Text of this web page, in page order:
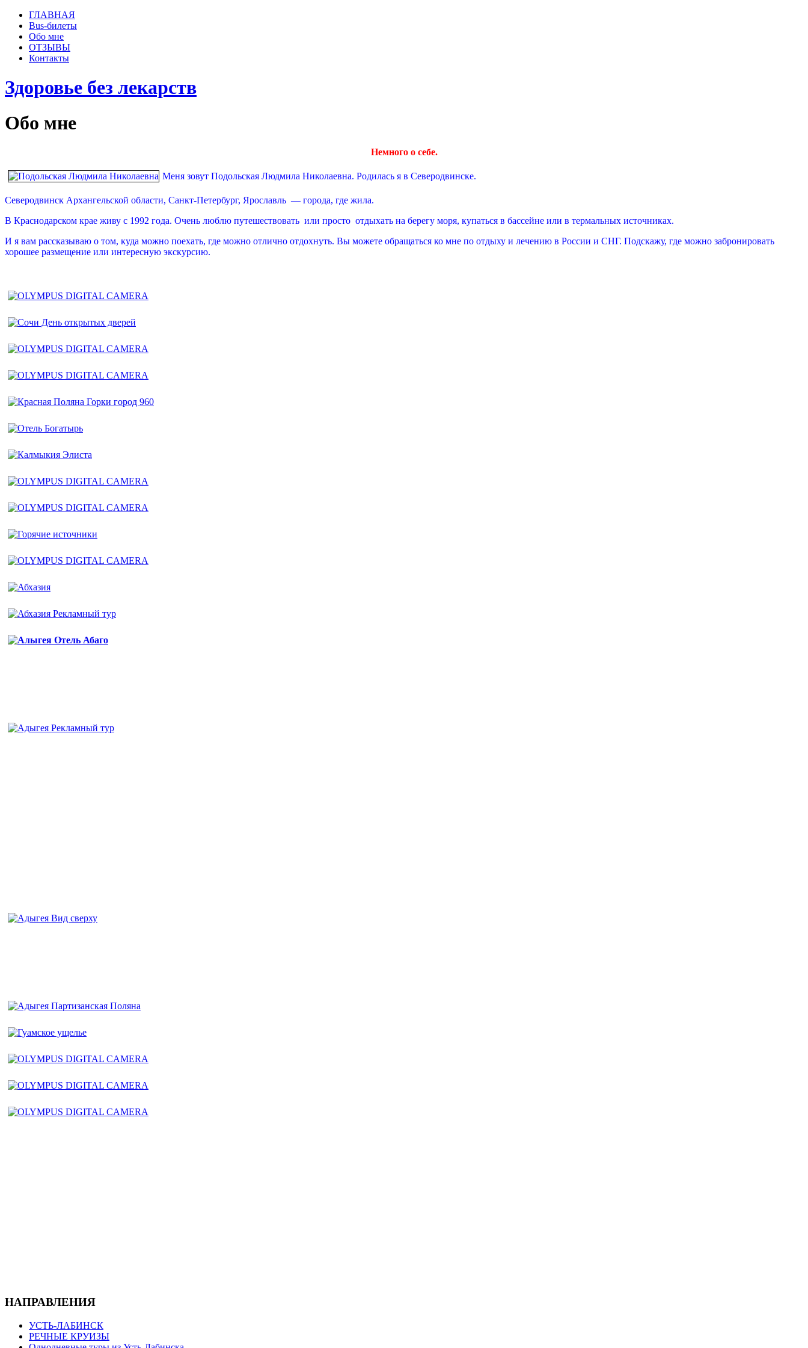
ГЛАВНАЯ
Bus-билеты
Обо мне
ОТЗЫВЫ
Контакты
Здоровье без лекарств
Обо мне
Немного о себе.
Меня зовут Подольская Людмила Николаевна. Родилась я в Северодвинске.
Северодвинск Архангельской области, Санкт-Петербург, Ярославль — города, где жила.
В Краснодарском крае живу с 1992 года. Очень люблю путешествовать или просто отдыхать на берегу моря, купаться в бассейне или в термальных источниках.
И я вам рассказываю о том, куда можно поехать, где можно отлично отдохнуть. Вы можете обращаться ко мне по отдыху и лечению в России и СНГ. Подскажу, где можно забронировать
хорошее размещение или интересную экскурсию.
НАПРАВЛЕНИЯ
УСТЬ-ЛАБИНСК
РЕЧНЫЕ КРУИЗЫ